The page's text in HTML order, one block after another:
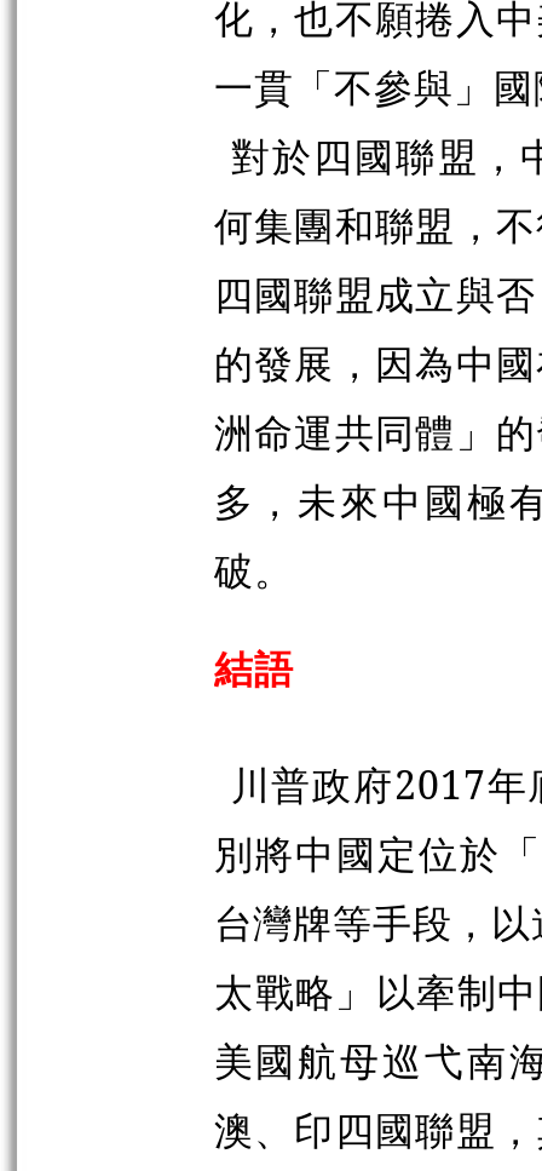
化，也不願捲入
一貫「不參與」
對於四國聯盟，
何集團和聯盟，
四國聯盟成立與
的發展，因為中
洲命運共同體」
多，未來中國極
破。
結語
川普政府2017
別將中國定位於
台灣牌等手段，
太戰略」以牽制
美國航母巡弋南
澳、印四國聯盟